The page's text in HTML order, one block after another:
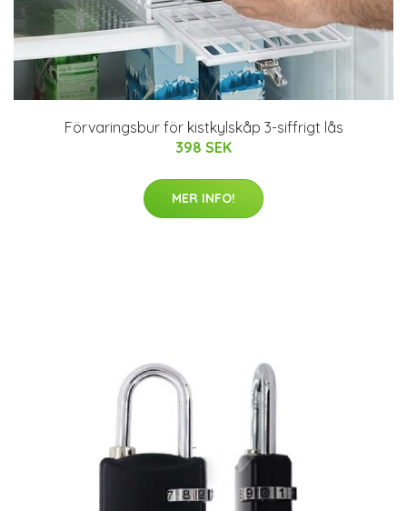
Förvaringsbur för kistkylskåp 3-siffrigt lås
398 SEK
MER INFO!